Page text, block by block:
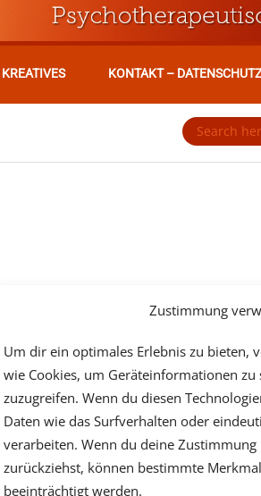
Zustimmung
Um dir ein optimales Erlebnis zu bieten,
wie Cookies, um Geräteinformationen
zuzugreifen. Wenn du diesen
Daten wie das Surfverhalten oder
verarbeiten. Wenn du deine
zurückziehst, können bestimmte
beeinträchtigt werden.
KREATIVES KONTAKT – DATENSCHUTZ